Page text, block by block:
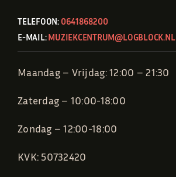
TELEFOON: 0641868200
E-MAIL:MUZIEKCENTRUM@LOGBLOCK.NL
Maandag – Vrijdag: 12:00 – 21:30
Zaterdag – 10:00-18:00
Zondag – 12:00-18:00
KVK: 50732420